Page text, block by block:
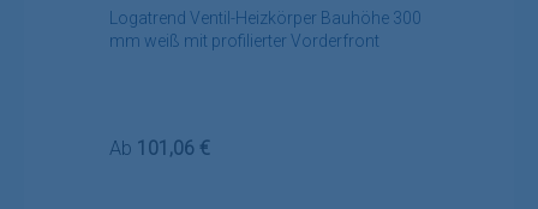
Logatrend Ventil-Heizkörper Bauhöhe 300
mm weiß mit profilierter Vorderfront
Regulärer Preis:
Ab 101,06 €